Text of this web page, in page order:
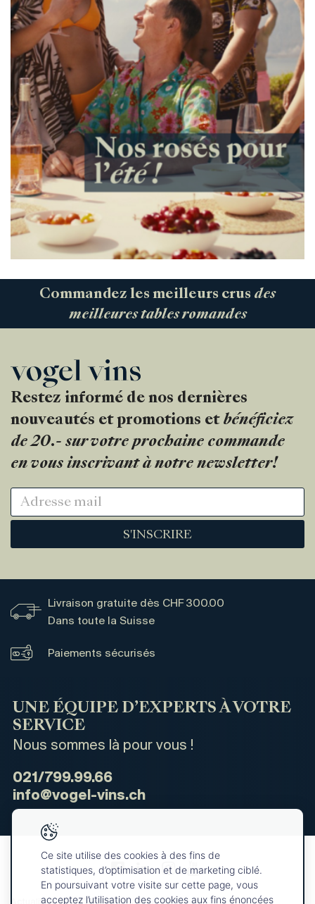
Commandez les meilleurs crus des
meilleures tables romandes
Restez informé de nos dernières
nouveautés et promotions et bénéficiez
de 20.- sur votre prochaine commande
en vous inscrivant à notre newsletter!
S'INSCRIRE
Livraison gratuite dès CHF 300.00
Dans toute la Suisse
Paiements sécurisés
UNE ÉQUIPE D’EXPERTS À VOTRE
SERVICE
Nous sommes là pour vous !
021/799.99.66
info@vogel-vins.ch
Ce site utilise des cookies à des fins de
statistiques, d’optimisation et de marketing ciblé.
En poursuivant votre visite sur cette page, vous
acceptez l’utilisation des cookies aux fins énoncées